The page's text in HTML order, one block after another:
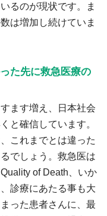
るのが現状です。ま
は増加し続けていま
た先に救急医療の
ます増え、日本社会
と確信しています。
これまでとは違った
でしょう。救急医は
of Death、いか
診療にあたる事も大
った患者さんに、最